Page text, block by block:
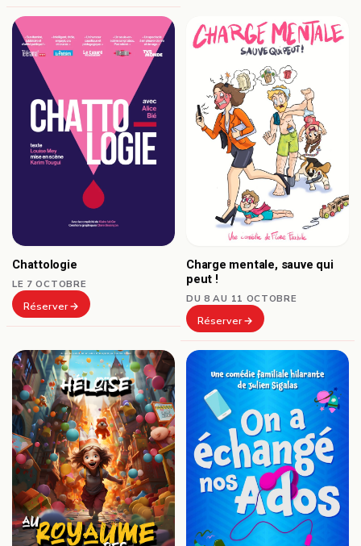
Chattologie
LE 7 OCTOBRE
Réserver
Charge mentale, sauve qui
peut !
DU 8 AU 11 OCTOBRE
Réserver